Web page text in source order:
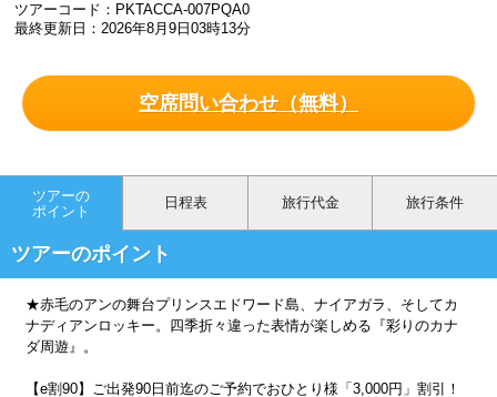
ツアーコード：PKTACCA-007PQA0
最終更新日：2026年8月9日03時13分
空席問い合わせ（無料）
ツアーの
ポイント
日程表 旅行代金 旅行条件
ツアーのポイント
★赤毛のアンの舞台プリンスエドワード島、ナイアガラ、そしてカ
ナディアンロッキー。四季折々違った表情が楽しめる『彩りのカナ
ダ周遊』。
【e割90】ご出発90日前迄のご予約でおひとり様「3,000円」割引！